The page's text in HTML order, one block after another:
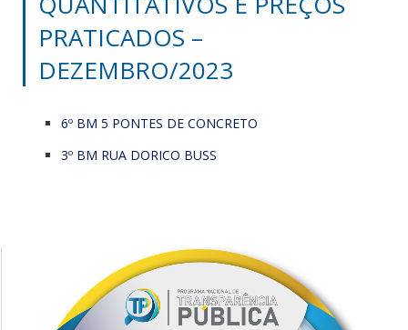
PRATICADOS –
DEZEMBRO/2023
6º BM 5 PONTES DE CONCRETO
3º BM RUA DORICO BUSS